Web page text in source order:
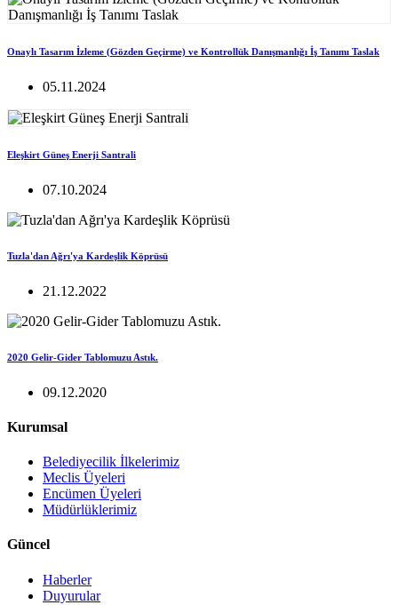
Onaylı Tasarım İzleme (Gözden Geçirme) ve Kontrollük Danışmanlığı İş Tanımı Taslak
05.11.2024
Eleşkirt Güneş Enerji Santrali
07.10.2024
Tuzla'dan Ağrı'ya Kardeşlik Köprüsü
21.12.2022
2020 Gelir-Gider Tablomuzu Astık.
09.12.2020
Kurumsal
Belediyecilik İlkelerimiz
Meclis Üyeleri
Encümen Üyeleri
Müdürlüklerimiz
Güncel
Haberler
Duyurular